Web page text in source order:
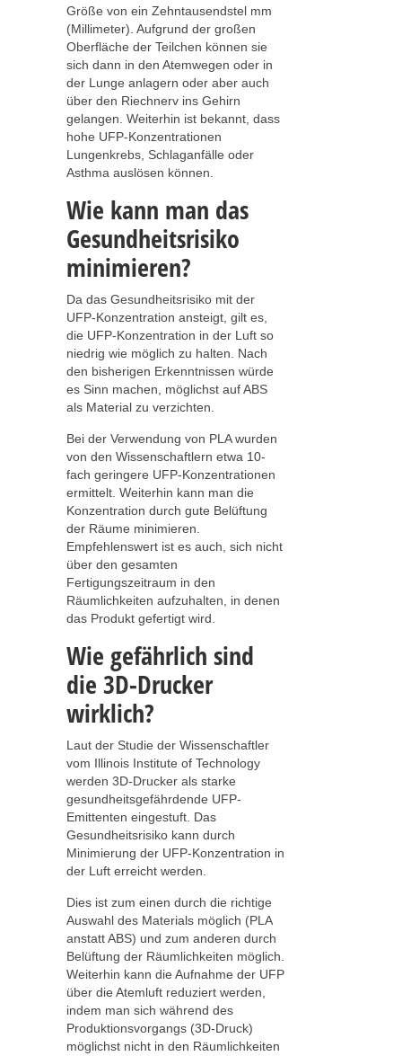
Größe von ein Zehntausendstel mm
(Millimeter). Aufgrund der großen
Oberfläche der Teilchen können sie
sich dann in den Atemwegen oder in
der Lunge anlagern oder aber auch
über den Riechnerv ins Gehirn
gelangen. Weiterhin ist bekannt, dass
hohe UFP-Konzentrationen
Lungenkrebs, Schlaganfälle oder
Asthma auslösen können.
Wie kann man das
Gesundheitsrisiko
minimieren?
Da das Gesundheitsrisiko mit der
UFP-Konzentration ansteigt, gilt es,
die UFP-Konzentration in der Luft so
niedrig wie möglich zu halten. Nach
den bisherigen Erkenntnissen würde
es Sinn machen, möglichst auf ABS
als Material zu verzichten.
Bei der Verwendung von PLA wurden
von den Wissenschaftlern etwa 10-
fach geringere UFP-Konzentrationen
ermittelt. Weiterhin kann man die
Konzentration durch gute Belüftung
der Räume minimieren.
Empfehlenswert ist es auch, sich nicht
über den gesamten
Fertigungszeitraum in den
Räumlichkeiten aufzuhalten, in denen
das Produkt gefertigt wird.
Wie gefährlich sind
die 3D-Drucker
wirklich?
Laut der Studie der Wissenschaftler
vom Illinois Institute of Technology
werden 3D-Drucker als starke
gesundheitsgefährdende UFP-
Emittenten eingestuft. Das
Gesundheitsrisiko kann durch
Minimierung der UFP-Konzentration in
der Luft erreicht werden.
Dies ist zum einen durch die richtige
Auswahl des Materials möglich (PLA
anstatt ABS) und zum anderen durch
Belüftung der Räumlichkeiten möglich.
Weiterhin kann die Aufnahme der UFP
über die Atemluft reduziert werden,
indem man sich während des
Produktionsvorgangs (3D-Druck)
möglichst nicht in den Räumlichkeiten